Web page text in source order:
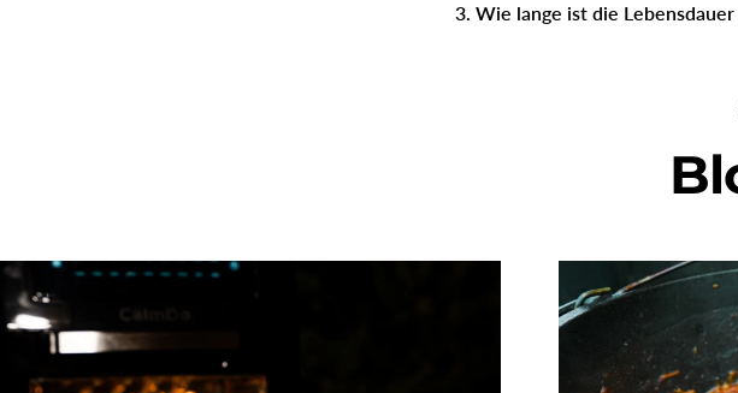
3. Wie lange ist die